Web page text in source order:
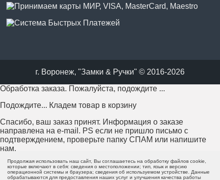
г. Воронеж, "Замки & Ручки" © 2016-2026
Продолжая использовать наш сайт, Вы соглашаетесь на обработку файлов cookie,
которые включают в себя: сведения о местоположении; тип, язык и версию
операционной системы и браузера; сведения об используемом устройстве. Данные
обрабатываются для предоставления наших услуг и улучшения качества работы
Обработка заказа. Пожалуйста, подождите ...
Подождите... Кладем товар в корзину
Спасибо, ваш заказ принят. Информация о заказе
направлена на e-mail. PS если не пришло письмо с
подтверждением, проверьте папку СПАМ или напишите
нам.
Возникла проблема с отправкой заказа. Пожалуйста,
попробуйте еще раз или напишите нам.